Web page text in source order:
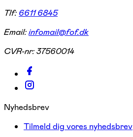
Tlf: 6611 6845
Email:infomail@fof.dk
CVR-nr:37560014
Nyhedsbrev
Tilmeld dig vores nyhedsbrev